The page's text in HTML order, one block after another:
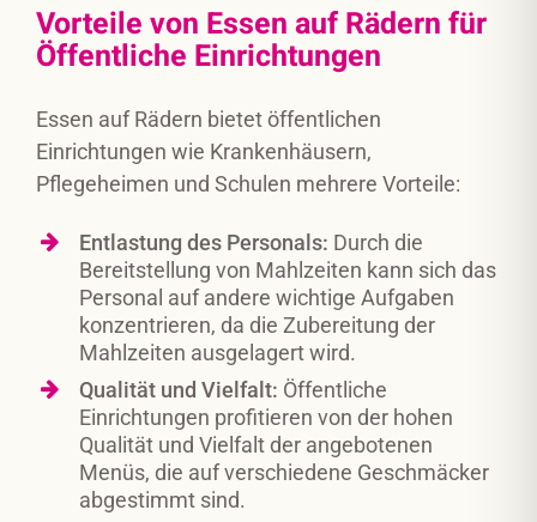
Vorteile von Essen auf Rädern für
Öffentliche Einrichtungen
Essen auf Rädern bietet öffentlichen
Einrichtungen wie Krankenhäusern,
Pflegeheimen und Schulen mehrere Vorteile:
Entlastung des Personals: Durch die
Bereitstellung von Mahlzeiten kann sich das
Personal auf andere wichtige Aufgaben
konzentrieren, da die Zubereitung der
Mahlzeiten ausgelagert wird.
Qualität und Vielfalt: Öffentliche
Einrichtungen profitieren von der hohen
Qualität und Vielfalt der angebotenen
Menüs, die auf verschiedene Geschmäcker
abgestimmt sind.